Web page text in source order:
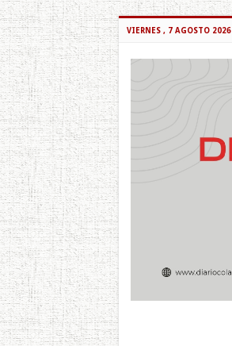
VIERNES , 7 AGOSTO 2026